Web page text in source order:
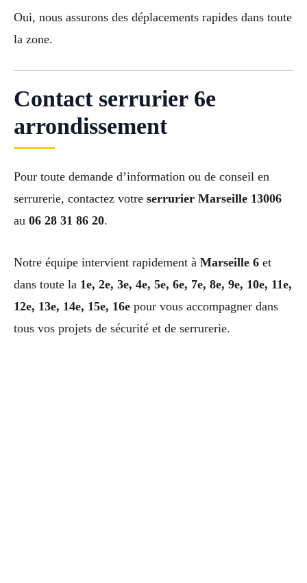
Oui, nous assurons des déplacements rapides dans toute
la zone.
Contact serrurier 6e
arrondissement
Pour toute demande d’information ou de conseil en
serrurerie, contactez votre serrurier Marseille 13006
au 06 28 31 86 20.
Notre équipe intervient rapidement à Marseille 6 et
dans toute la 1e, 2e, 3e, 4e, 5e, 6e, 7e, 8e, 9e, 10e, 11e,
12e, 13e, 14e, 15e, 16e pour vous accompagner dans
tous vos projets de sécurité et de serrurerie.